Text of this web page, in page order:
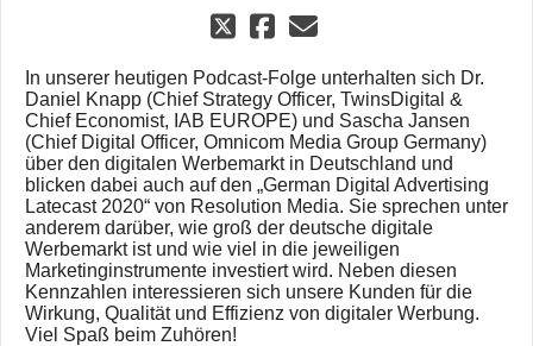
In unserer heutigen Podcast-Folge unterhalten sich Dr.
Daniel Knapp (Chief Strategy Officer, TwinsDigital &
Chief Economist, IAB EUROPE) und Sascha Jansen
(Chief Digital Officer, Omnicom Media Group Germany)
über den digitalen Werbemarkt in Deutschland und
blicken dabei auch auf den „German Digital Advertising
Latecast 2020“ von Resolution Media. Sie sprechen unter
anderem darüber, wie groß der deutsche digitale
Werbemarkt ist und wie viel in die jeweiligen
Marketinginstrumente investiert wird. Neben diesen
Kennzahlen interessieren sich unsere Kunden für die
Wirkung, Qualität und Effizienz von digitaler Werbung.
Viel Spaß beim Zuhören!